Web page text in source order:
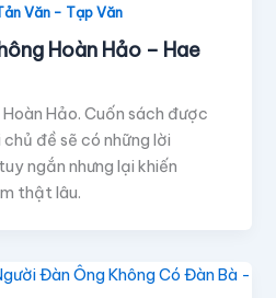
Văn - Tạp Văn
Hoàn Hảo – Hae
Hảo. Cuốn sách được
đề sẽ có những lời
ngắn nhưng lại khiến
thật lâu.